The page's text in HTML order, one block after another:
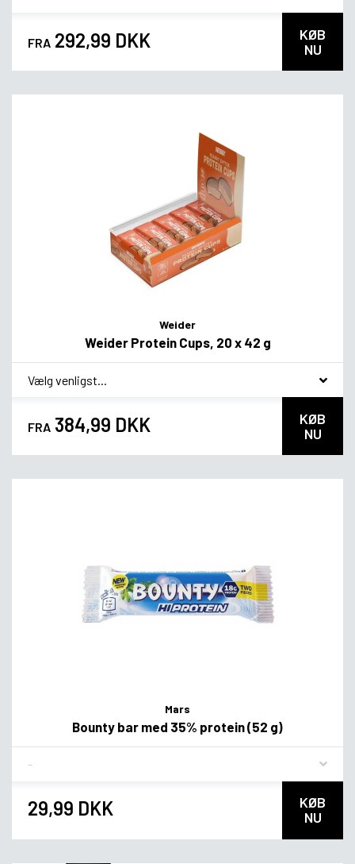
FRA 292,99 DKK
KØB
NU
Weider
Weider Protein Cups, 20 x 42 g
* smag
FRA 384,99 DKK
KØB
NU
Mars
Bounty bar med 35% protein (52 g)
29,99 DKK
KØB
NU